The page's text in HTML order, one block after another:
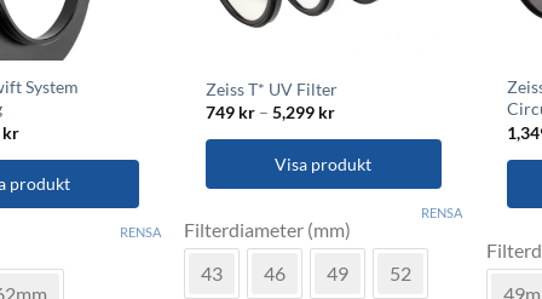
System
krPrisintervall:
till
279 kr
produkt
RENSA
Zeiss T* UV Filter
749 kr – 5,299 krPrisintervall:
till
5,299 kr
Visa produkt
här
har
Filterdiameter (mm)
43
46 49 52
RENSA
här